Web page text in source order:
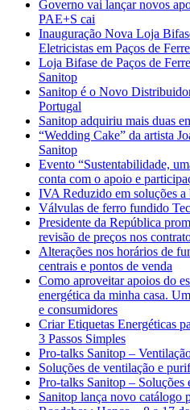
Governo vai lançar novos
PAE+S cai
Inauguração Nova Loja
Eletricistas em Paços de
Loja Bifase de Paços de
Sanitop
Sanitop é o Novo
Portugal
Sanitop adquiriu mais duas
“Wedding Cake” da artista
Sanitop
Evento “Sustentabilidade,
conta com o apoio e
IVA Reduzido em soluções
Válvulas de ferro fundido
Presidente da República
revisão de preços nos
Alterações nos horários de
centrais e pontos de venda
Como aproveitar apoios do
energética da minha casa.
e consumidores
Criar Etiquetas Energéticas
3 Passos Simples
Pro-talks Sanitop –
Soluções de ventilação e
Pro-talks Sanitop – Soluções
Sanitop lança novo catálogo